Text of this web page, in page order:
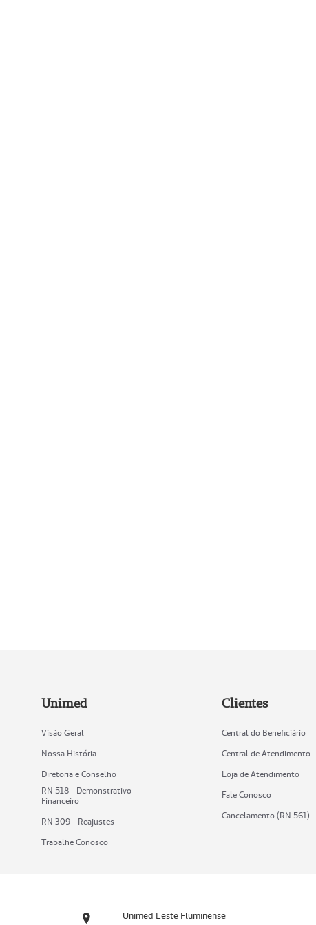
Unimed
Visão Geral
Nossa História
Diretoria e Conselho
RN 518 - Demonstrativo
Financeiro
RN 309 - Reajustes
Trabalhe Conosco
Clientes
Central do Beneficiário
Central de Atendimento
Loja de Atendimento
Fale Conosco
Cancelamento (RN 561)
Unimed Leste Fluminense